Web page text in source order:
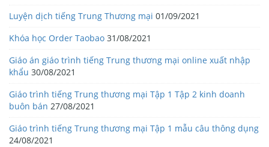
Luyện dịch tiếng Trung Thương mại 01/09/2021
Khóa học Order Taobao 31/08/2021
Giáo án giáo trình tiếng Trung thương mại online xuất nhập
khẩu 30/08/2021
Giáo trình tiếng Trung thương mại Tập 1 Tập 2 kinh doanh
buôn bán 27/08/2021
Giáo trình tiếng Trung thương mại Tập 1 mẫu câu thông dụng
24/08/2021